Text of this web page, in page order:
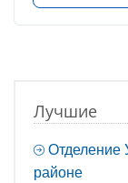
Лучшие
Отделение
районе